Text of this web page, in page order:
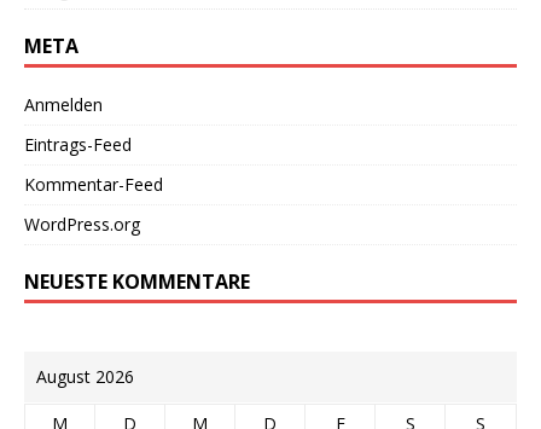
META
Anmelden
Eintrags-Feed
Kommentar-Feed
WordPress.org
NEUESTE KOMMENTARE
August 2026
M D M D F S
S